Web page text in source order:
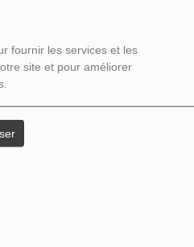
fournir les services et les
site et pour améliorer
et écoute possible aussi
BOX LRDR